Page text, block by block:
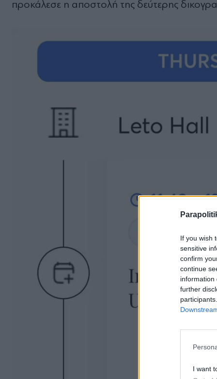
If you wish
sensitive
confirm
continue
information
further
I want
προκάλεσε η αποστολή της δεύτερης